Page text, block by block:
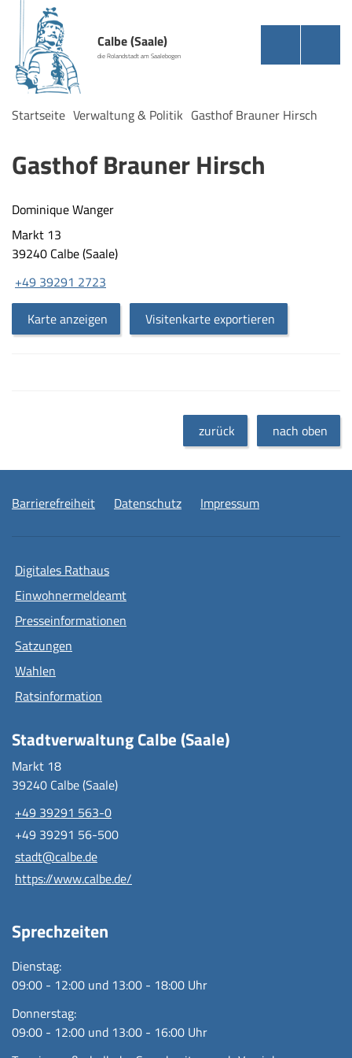
Calbe (Saale)
die Rolandstadt am Saalebogen
Startseite Verwaltung & Politik Gasthof Brauner Hirsch
Gasthof Brauner Hirsch
Dominique Wanger
Markt 13
39240 Calbe (Saale)
+49 39291 2723
Karte anzeigen
Visitenkarte exportieren
zurück nach oben
Barrierefreiheit Datenschutz Impressum
Digitales Rathaus
Einwohnermeldeamt
Presseinformationen
Satzungen
Wahlen
Ratsinformation
Stadtverwaltung Calbe (Saale)
Markt 18
39240 Calbe (Saale)
+49 39291 563-0
+49 39291 56-500
stadt@calbe.de
https://www.calbe.de/
Sprechzeiten
Dienstag:
09:00 - 12:00 und 13:00 - 18:00 Uhr
Donnerstag:
09:00 - 12:00 und 13:00 - 16:00 Uhr